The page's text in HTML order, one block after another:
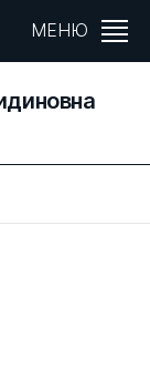
МЕНЮ